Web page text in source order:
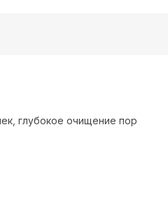
глубокое очищение пор